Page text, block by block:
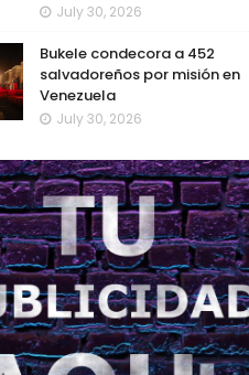
July 30, 2026
Bukele condecora a 452
salvadoreños por misión en
Venezuela
July 30, 2026